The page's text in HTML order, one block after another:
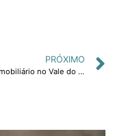
PRÓXIMO
Boom imobiliário no Vale do Paraíba.